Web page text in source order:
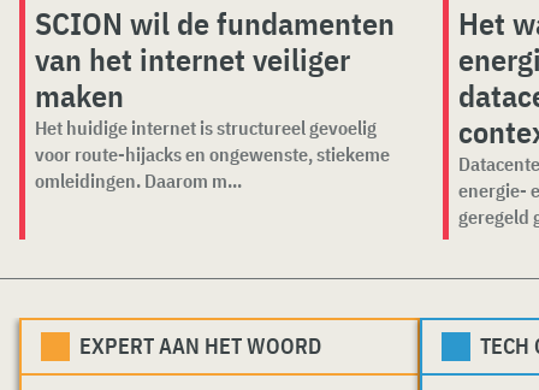
SCION wil de fundamenten
van het internet veiliger
maken
Het huidige internet is structureel gevoelig
voor route-hijacks en ongewenste, stiekeme
omleidingen. Daarom m...
Het
energie-
geregeld
EXPERT AAN HET WOORD TECH